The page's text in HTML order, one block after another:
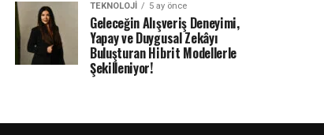
TEKNOLOJI 5 ay önce
Geleceğin Alışveriş Deneyimi,
Yapay ve Duygusal Zekâyı
Buluşturan Hibrit Modellerle
Şekilleniyor!